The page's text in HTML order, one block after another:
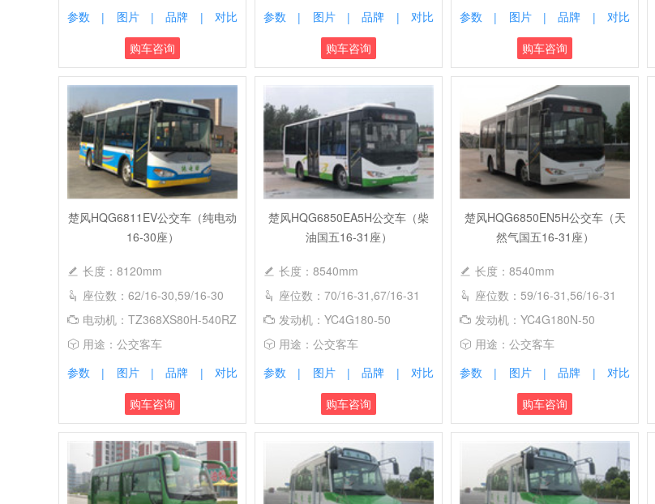
参数
| 图片 | 品牌 |
对比
购车咨询
参数
| 图片 | 品牌 |
对比
购车咨询
参数
| 图片 | 品牌 |
对比
购车咨询
楚风HQG6811EV公交车（纯电动
16-30座）
长度：8120mm
座位数：62/16-30,59/16-30
电动机：TZ368XS80H-540RZ
用途：公交客车
参数
| 图片 | 品牌 |
对比
购车咨询
楚风HQG6850EA5H公交车（柴
油国五16-31座）
长度：8540mm
座位数：70/16-31,67/16-31
发动机：YC4G180-50
用途：公交客车
参数
| 图片 | 品牌 |
对比
购车咨询
楚风HQG6850EN5H公交车（天
然气国五16-31座）
长度：8540mm
座位数：59/16-31,56/16-31
发动机：YC4G180N-50
用途：公交客车
参数
| 图片 | 品牌 |
对比
购车咨询